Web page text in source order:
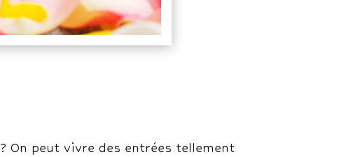
? On peut vivre des entrées tellement